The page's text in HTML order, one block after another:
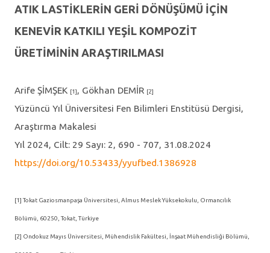
ATIK LASTİKLERİN GERİ DÖNÜŞÜMÜ İÇİN
KENEVİR KATKILI YEŞİL KOMPOZİT
ÜRETİMİNİN ARAŞTIRILMASI
Arife ŞİMŞEK [1], Gökhan DEMİR [2]
Yüzüncü Yıl Üniversitesi Fen Bilimleri Enstitüsü Dergisi,
Araştırma Makalesi
Yıl 2024, Cilt: 29 Sayı: 2, 690 - 707, 31.08.2024
https://doi.org/10.53433/yyufbed.1386928
[1] Tokat Gaziosmanpaşa Üniversitesi, Almus Meslek Yüksekokulu, Ormancılık
Bölümü, 60250, Tokat, Türkiye
[2] Ondokuz Mayıs Üniversitesi, Mühendislik Fakültesi, İnşaat Mühendisliği Bölümü,